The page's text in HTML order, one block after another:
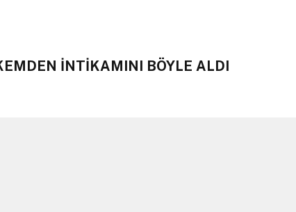
İNTİKAMINI BÖYLE ALDI